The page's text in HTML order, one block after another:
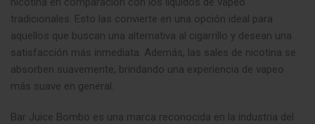
tradicionales. Esto las convierte en una opción ideal para
aquellos que buscan una alternativa al cigarrillo y desean una
satisfacción más inmediata. Además, las sales de nicotina se
absorben suavemente, brindando una experiencia de vapeo
más suave en general.
Bar Juice Bombo es una marca reconocida en la industria del